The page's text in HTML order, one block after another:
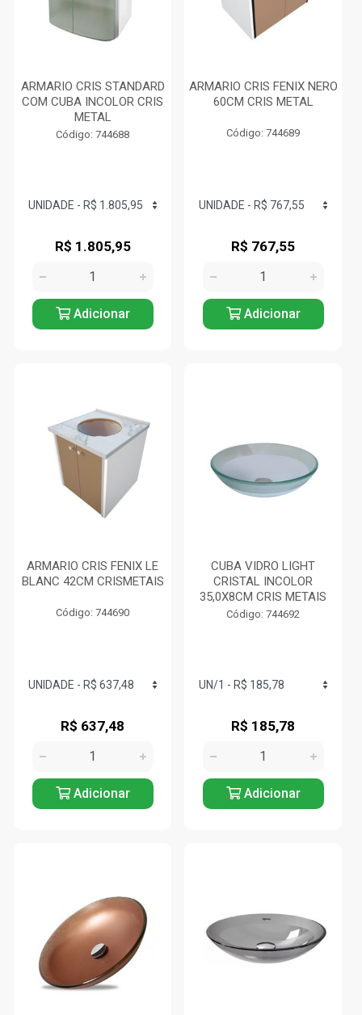
ARMARIO CRIS STANDARD
COM CUBA INCOLOR CRIS
METAL
Código: 744688
R$ 1.805,95
Adicionar
ARMARIO CRIS FENIX NERO
60CM CRIS METAL
Código: 744689
R$ 767,55
Adicionar
ARMARIO CRIS FENIX LE
BLANC 42CM CRISMETAIS
Código: 744690
R$ 637,48
Adicionar
CUBA VIDRO LIGHT
CRISTAL INCOLOR
35,0X8CM CRIS METAIS
Código: 744692
R$ 185,78
Adicionar